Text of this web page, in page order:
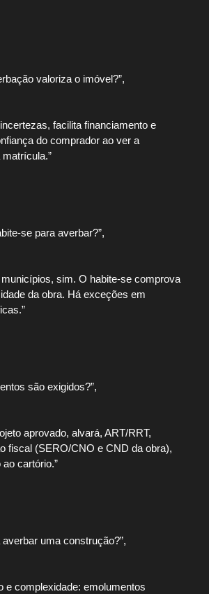
valoriza o imóvel?”,
facilita financiamento e
do comprador ao ver a
se para averbar?”,
municípios, sim. O habite-se comprova
da obra. Há exceções em
são exigidos?”,
aprovado, alvará, ART/RRT,
fiscal (SERO/CNO e CND da obra),
cartório.”
averbar uma construção?”,
e complexidade: emolumentos